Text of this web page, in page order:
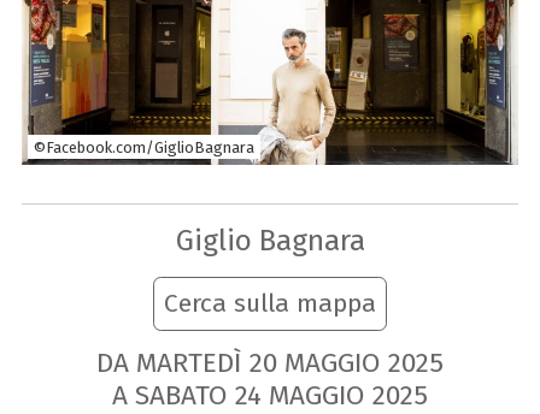
©Facebook.com/GiglioBagnara
Giglio Bagnara
Cerca sulla mappa
DA MARTEDÌ 20 MAGGIO 2025
A SABATO 24 MAGGIO 2025